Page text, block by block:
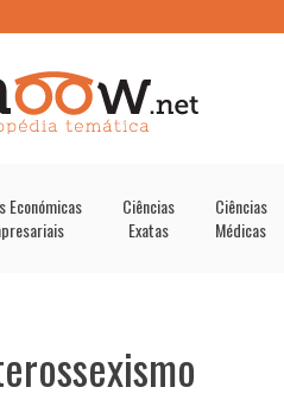
Económicas
Ciências
Exatas
Ciências
Médicas